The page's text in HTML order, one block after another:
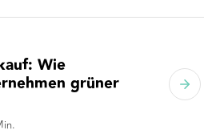
Wie
grüner